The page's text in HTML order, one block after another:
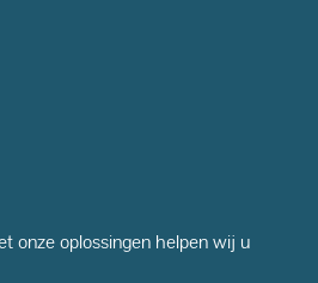
onze oplossingen helpen wij u